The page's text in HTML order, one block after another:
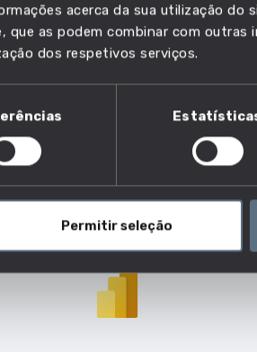
acerca da sua utilização do
que as podem combinar com
dos respetivos serviços.
Permitir seleção
esta profissão e desta forma
e do risco de esta profissão,